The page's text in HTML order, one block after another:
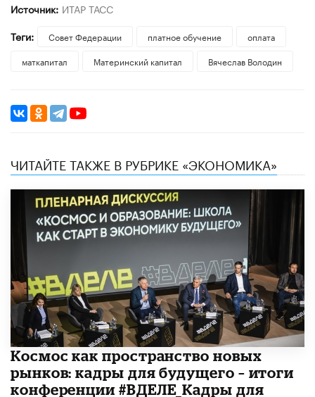
Источник: ИТАР ТАСС
Теги:
Совет Федерации платное обучение
оплата
маткапитал
Материнский капитал Вячеслав Володин
ЧИТАЙТЕ ТАКЖЕ В РУБРИКЕ «ЭКОНОМИКА»
Космос как пространство новых
рынков: кадры для будущего – итоги
конференции #ВДЕЛЕ_Кадры для